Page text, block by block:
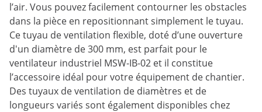
l’air. Vous pouvez facilement contourner les obstacles
dans la pièce en repositionnant simplement le tuyau.
Ce tuyau de ventilation flexible, doté d’une ouverture
d'un diamètre de 300 mm, est parfait pour le
ventilateur industriel MSW-IB-02 et il constitue
l’accessoire idéal pour votre équipement de chantier.
Des tuyaux de ventilation de diamètres et de
longueurs variés sont également disponibles chez